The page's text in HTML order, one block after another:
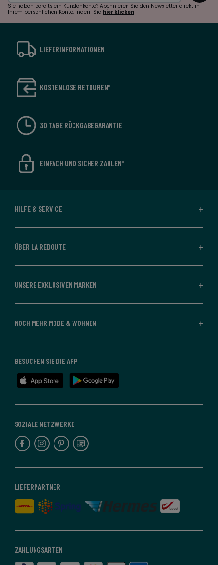
Sie haben bereits ein Kundenkonto? Abonnieren Sie den Newsletter direkt in
Ihrem persönlichen Konto, indem Sie hier klicken
LIEFERINFORMATIONEN
KOSTENLOSE RETOUREN*
30 TAGE RÜCKGABEGARANTIE
EINFACH UND SICHER ZAHLEN*
HILFE & SERVICE
ÜBER LA REDOUTE
UNSERE EXKLUSIVEN MARKEN
NOCH MEHR MODE & WOHNEN
ZAHLUNGSARTEN
LIEFERPARTNER
SOZIALE NETZWERKE
BESUCHEN SIE DIE APP